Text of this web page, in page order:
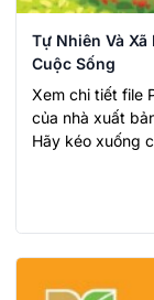
Tự Nhiên Và
Cuộc Sống
Xem chi tiết file
của nhà xuất
Hãy kéo xuống